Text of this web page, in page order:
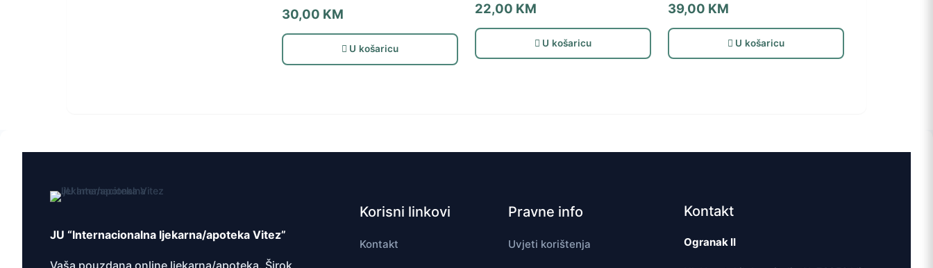
30,00 KM
U košaricu
22,00 KM
U košaricu
39,00 KM
U košaricu
JU “Internacionalna ljekarna/apoteka Vitez”
Vaša pouzdana online ljekarna/apoteka. Širok
Korisni linkovi
Kontakt
Pravne info
Uvjeti korištenja
Kontakt
Ogranak II